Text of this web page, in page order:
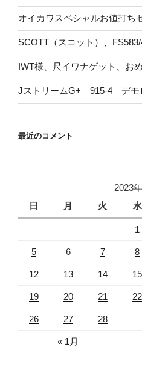
オイカワスペシャルお値打ち
SCOTT（スコット）、FS583/
IWT様、尺イワナゲット、お
JストリームG+ 915-4 デモ
最近のコメント
2023
日
月 火 水
« 1月
1
5 6 7 8
12 13 14 15
19 20 21 22
26 27 28